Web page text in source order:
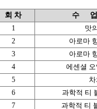
회 차 수
1
맛
2
아로마
3
아로마
4
에센셜
5
6
과학적 티
7
과학적 티